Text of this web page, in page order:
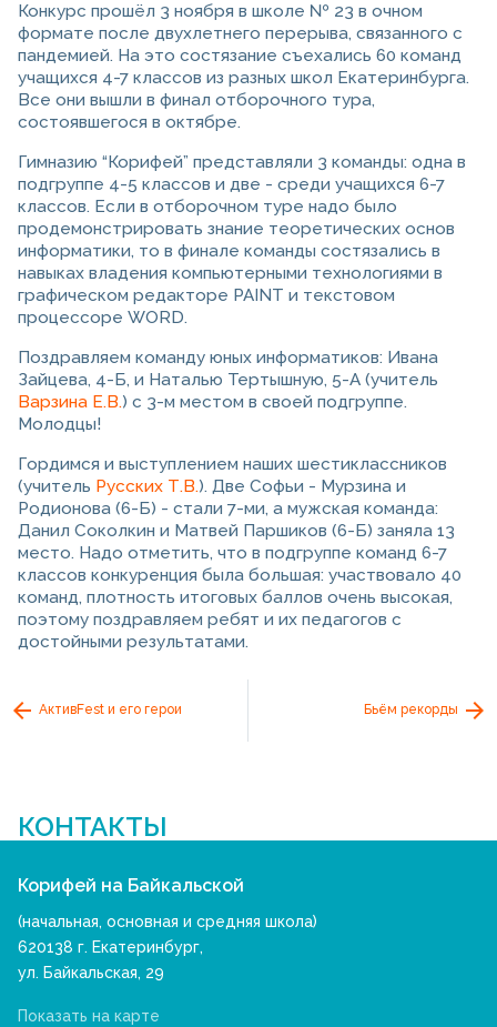
Конкурс прошёл 3 ноября в школе № 23 в очном
формате после двухлетнего перерыва, связанного с
пандемией. На это состязание съехались 60 команд
учащихся 4-7 классов из разных школ Екатеринбурга.
Все они вышли в финал отборочного тура,
состоявшегося в октябре.
Гимназию “Корифей” представляли 3 команды: одна в
подгруппе 4-5 классов и две - среди учащихся 6-7
классов. Если в отборочном туре надо было
продемонстрировать знание теоретических основ
информатики, то в финале команды состязались в
навыках владения компьютерными технологиями в
графическом редакторе PAINT и текстовом
процессоре WORD.
Поздравляем команду юных информатиков: Ивана
Зайцева, 4-Б, и Наталью Тертышную, 5-А (учитель
Варзина Е.В.) с 3-м местом в своей подгруппе.
Молодцы!
Гордимся и выступлением наших шестиклассников
(учитель Русских Т.В.). Две Софьи - Мурзина и
Родионова (6-Б) - стали 7-ми, а мужская команда:
Данил Соколкин и Матвей Паршиков (6-Б) заняла 13
место. Надо отметить, что в подгруппе команд 6-7
классов конкуренция была большая: участвовало 40
команд, плотность итоговых баллов очень высокая,
поэтому поздравляем ребят и их педагогов с
достойными результатами.
АктивFest и его герои Бьём рекорды
КОНТАКТЫ
Корифей на Байкальской
(начальная, основная и средняя школа)
620138 г. Екатеринбург,
ул. Байкальская, 29
Показать на карте